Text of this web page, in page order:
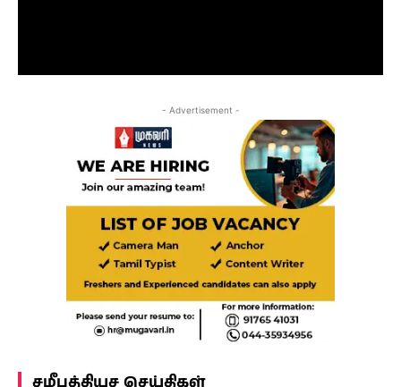
- Advertisement -